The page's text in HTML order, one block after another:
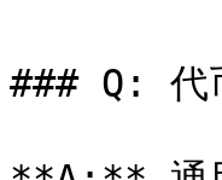
### Q: 代